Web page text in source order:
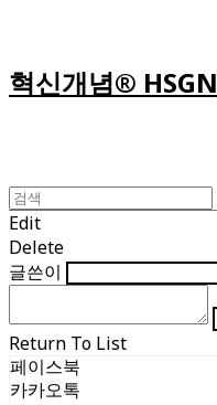
혁신개념® HSGN
Edit
Delete
글쓴이
Return To List
페이스북
카카오톡